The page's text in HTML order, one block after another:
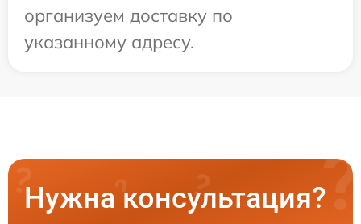
организуем доставку по
указанному адресу.
Нужна консультация?